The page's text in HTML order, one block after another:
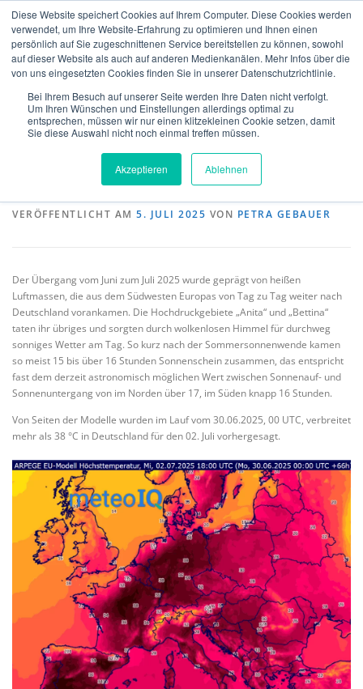
Diese Website speichert Cookies auf Ihrem Computer. Diese Cookies werden
verwendet, um Ihre Website-Erfahrung zu optimieren und Ihnen einen
persönlich auf Sie zugeschnittenen Service bereitstellen zu können, sowohl
auf dieser Website als auch auf anderen Medienkanälen. Mehr Infos über die
von uns eingesetzten Cookies finden Sie in unserer Datenschutzrichtlinie.
Bei Ihrem Besuch auf unserer Seite werden Ihre Daten nicht verfolgt.
Um Ihren Wünschen und Einstellungen allerdings optimal zu
entsprechen, müssen wir nur einen klitzekleinen Cookie setzen, damit
Sie diese Auswahl nicht noch einmal treffen müssen.
Akzeptieren Ablehnen
Inhalt
springen
ÜBER UNS VERSICHERUNGEN VERIFIKATION
TECHNOLGIE TEAM NEWS KONTAKT
DEUTSCH
MeteoIQ >Neuigkeiten > Allgemein >Deutlicher Temperaturrückgang
nach Hitzewelle
Deutlicher Temperaturrückgang nach
Hitzewelle
VERÖFFENTLICHT AM 5. JULI 2025 VON PETRA GEBAUER
Der Übergang vom Juni zum Juli 2025 wurde geprägt von heißen
Luftmassen, die aus dem Südwesten Europas von Tag zu Tag weiter nach
Deutschland vorankamen. Die Hochdruckgebiete „Anita“ und „Bettina“
taten ihr übriges und sorgten durch wolkenlosen Himmel für durchweg
sonniges Wetter am Tag. So kurz nach der Sommersonnenwende kamen
so meist 15 bis über 16 Stunden Sonnenschein zusammen, das entspricht
fast dem derzeit astronomisch möglichen Wert zwischen Sonnenauf- und
Sonnenuntergang von im Norden über 17, im Süden knapp 16 Stunden.
Von Seiten der Modelle wurden im Lauf vom 30.06.2025, 00 UTC, verbreitet
mehr als 38 °C in Deutschland für den 02. Juli vorhergesagt.